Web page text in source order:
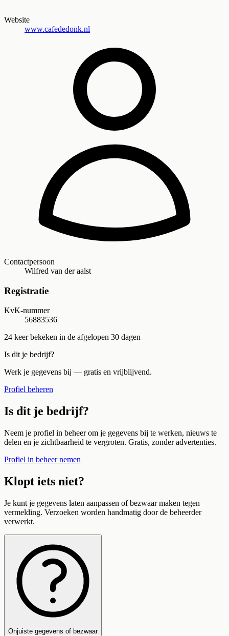
Website
www.cafededonk.nl
Contactpersoon
Wilfred van der aalst
Registratie
KvK-nummer
56883536
24 keer bekeken in de afgelopen 30 dagen
Is dit je bedrijf?
Werk je gegevens bij — gratis en vrijblijvend.
Profiel beheren
Is dit je bedrijf?
Neem je profiel in beheer om je gegevens bij te werken, nieuws te
delen en je zichtbaarheid te vergroten. Gratis, zonder advertenties.
Profiel in beheer nemen
Klopt iets niet?
Je kunt je gegevens laten aanpassen of bezwaar maken tegen
vermelding. Verzoeken worden handmatig door de beheerder
verwerkt.
Onjuiste gegevens of bezwaar